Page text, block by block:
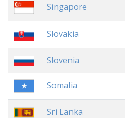
Singapore
Slovakia
Slovenia
Somalia
Sri Lanka